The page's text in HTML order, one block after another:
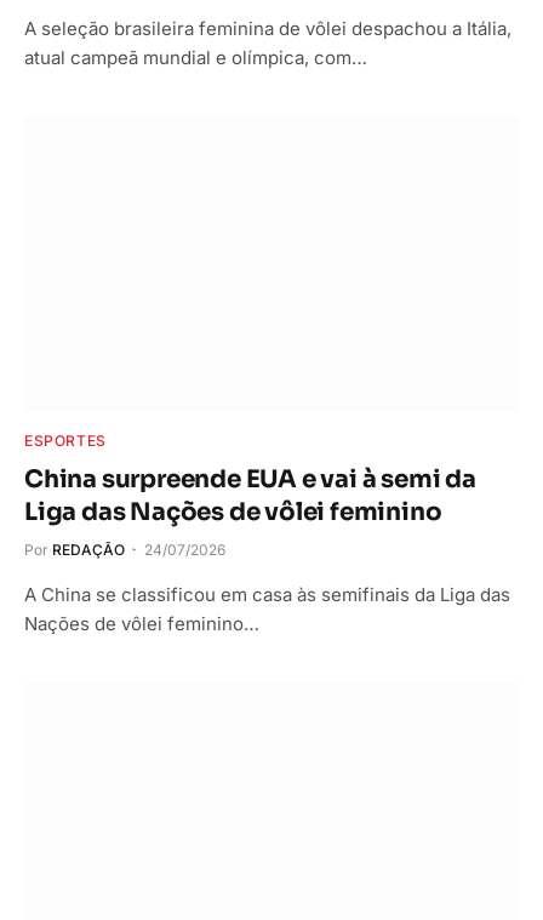
A seleção brasileira feminina de vôlei despachou a Itália,
atual campeã mundial e olímpica, com…
ESPORTES
China surpreende EUA e vai à semi da
Liga das Nações de vôlei feminino
Por REDAÇÃO 24/07/2026
A China se classificou em casa às semifinais da Liga das
Nações de vôlei feminino…